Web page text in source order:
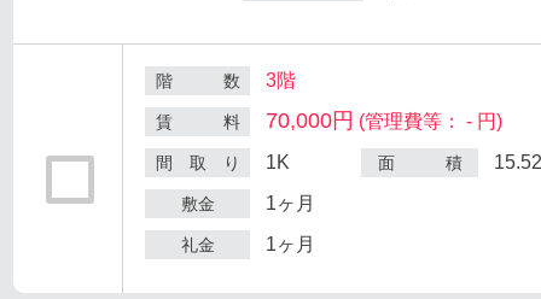
階 数 3階
賃 料 70,000円 (管理費等： - 円)
間 取 り 1K 面 積
敷金 1ヶ月
礼金 1ヶ月